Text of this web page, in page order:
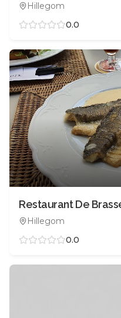
Hillegom
0.0
Restaurant De
Hillegom
0.0